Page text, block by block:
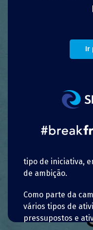
particularmente
promovidas
públicas. A
pandemia de
campanha ainda
tipo de iniciativa,
de ambição.
Como parte da
vários tipos de
pressupostos e
Ir